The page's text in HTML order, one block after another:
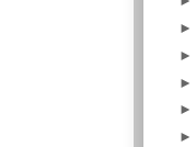
►
►
►
►
►